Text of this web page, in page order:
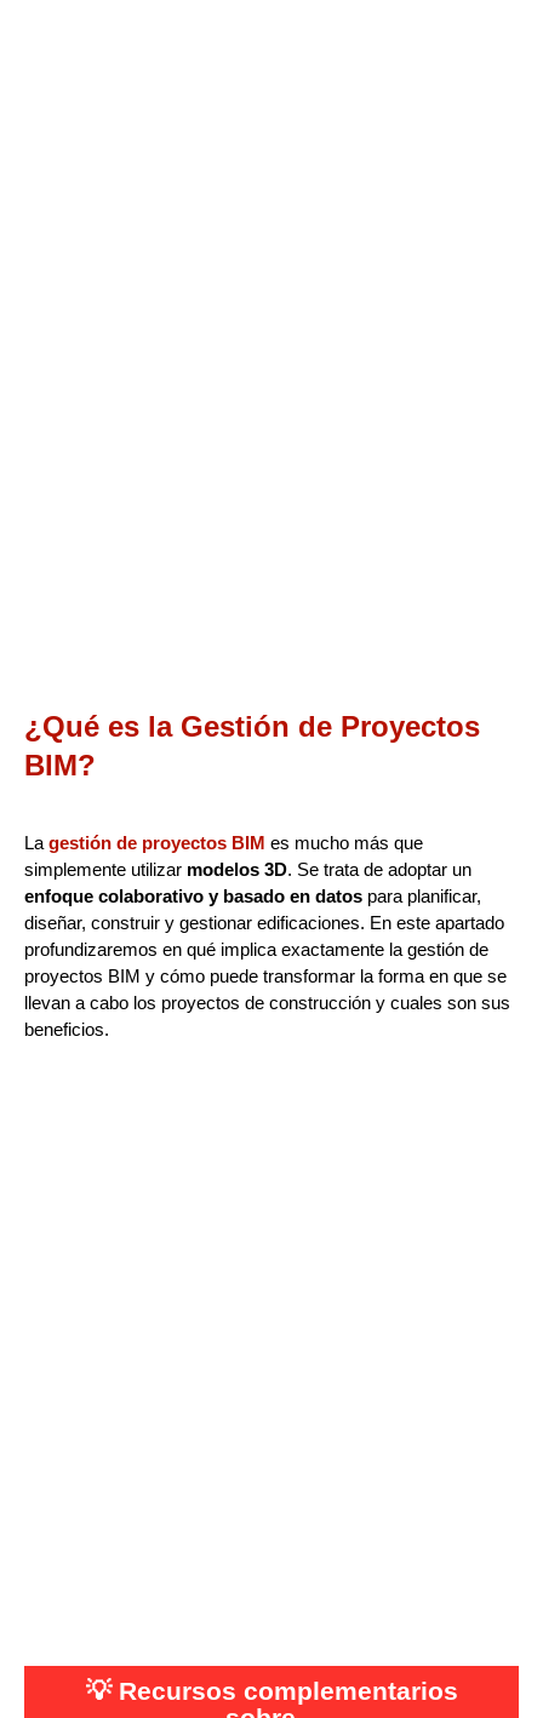
¿Qué es la Gestión de Proyectos
BIM?
La gestión de proyectos BIM es mucho más que
simplemente utilizar modelos 3D. Se trata de adoptar un
enfoque colaborativo y basado en datos para planificar,
diseñar, construir y gestionar edificaciones. En este apartado
profundizaremos en qué implica exactamente la gestión de
proyectos BIM y cómo puede transformar la forma en que se
llevan a cabo los proyectos de construcción y cuales son sus
beneficios.
💡 Recursos complementarios